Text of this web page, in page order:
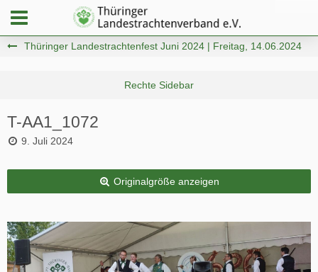
Thüringer Landestrachtenfest Juni 2024 | Freitag, 14.06.2024
T-AA1_1072
9. Juli 2024
Originalgröße anzeigen